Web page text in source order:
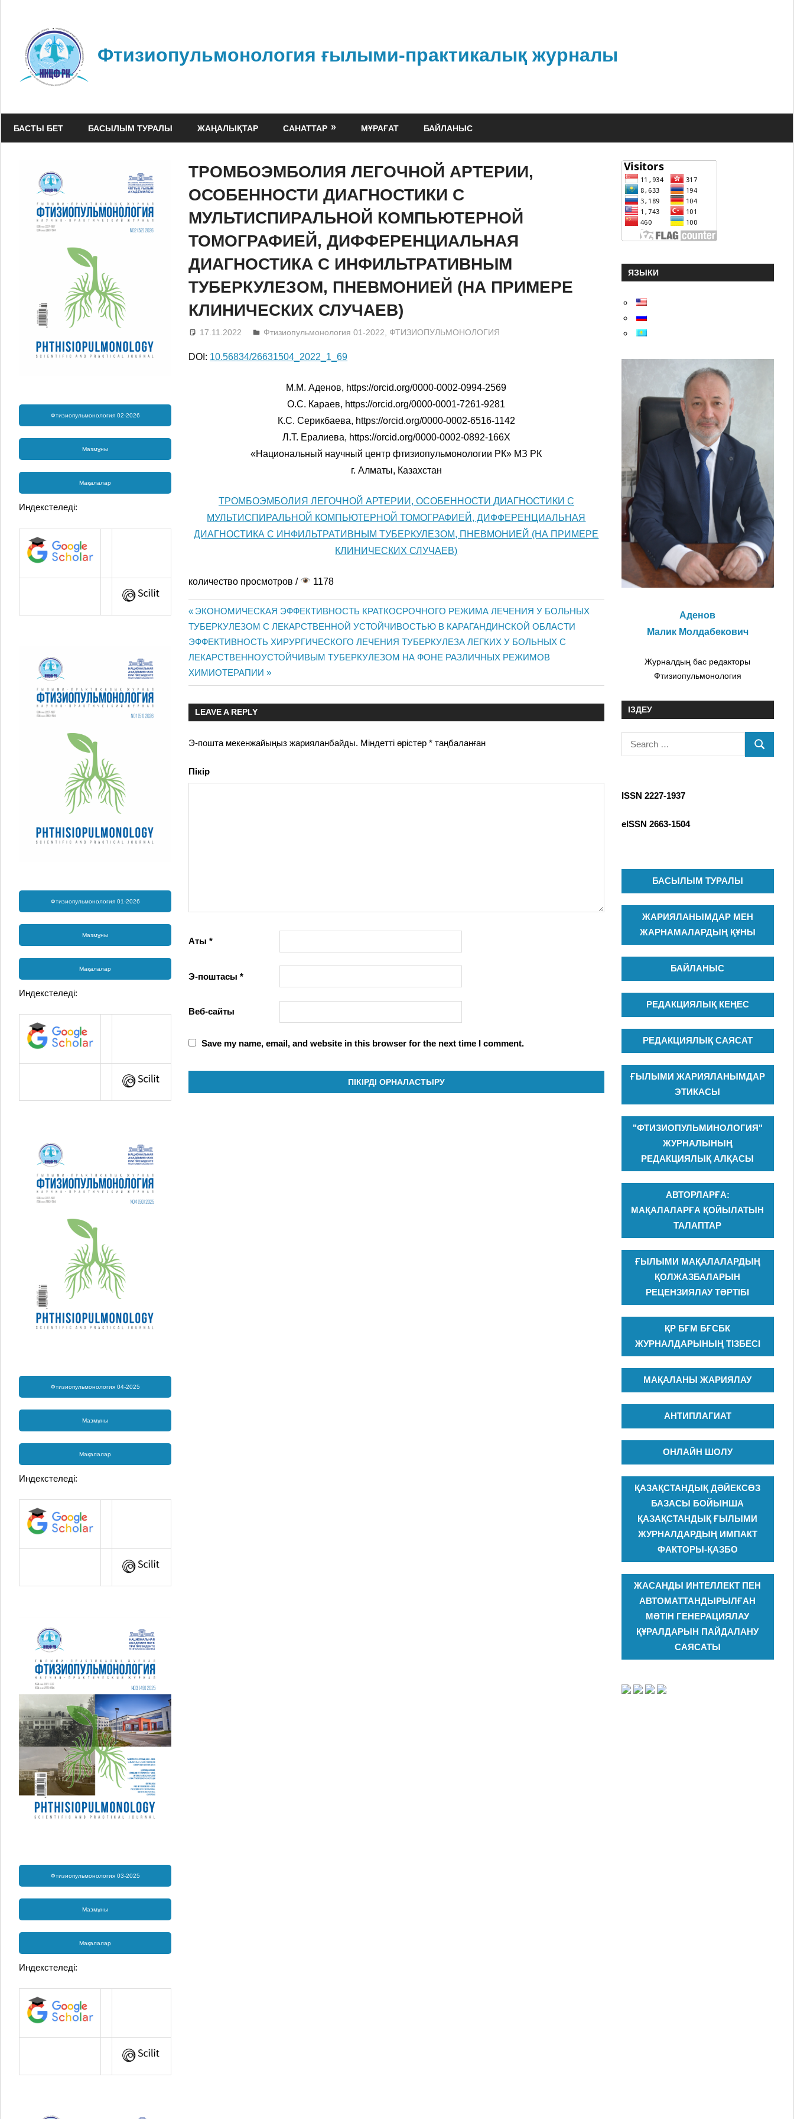
Фтизиопульмонология ғылыми-практикалық журналы
БАСТЫ БЕТ БАСЫЛЫМ ТУРАЛЫ ЖАҢАЛЫҚТАР САНАТТАР МҰРАҒАТ БАЙЛАНЫС
ТРОМБОЭМБОЛИЯ ЛЕГОЧНОЙ АРТЕРИИ,
ОСОБЕННОСТИ ДИАГНОСТИКИ С
МУЛЬТИСПИРАЛЬНОЙ КОМПЬЮТЕРНОЙ
ТОМОГРАФИЕЙ, ДИФФЕРЕНЦИАЛЬНАЯ
ДИАГНОСТИКА С ИНФИЛЬТРАТИВНЫМ
ТУБЕРКУЛЕЗОМ, ПНЕВМОНИЕЙ (НА ПРИМЕРЕ
КЛИНИЧЕСКИХ СЛУЧАЕВ)
17.11.2022 admin
Фтизиопульмонология 01-2022 ФТИЗИОПУЛЬМОНОЛОГИЯ
DOI: 10.56834/26631504_2022_1_69
М.М. Аденов, https://orcid.org/0000-0002-0994-2569
О.С. Караев, https://orcid.org/0000-0001-7261-9281
К.С. Серикбаева, https://orcid.org/0000-0002-6516-1142
Л.Т. Ералиева, https://orcid.org/0000-0002-0892-166X
«Национальный научный центр фтизиопульмонологии РК» МЗ РК
г. Алматы, Казахстан
ТРОМБОЭМБОЛИЯ ЛЕГОЧНОЙ АРТЕРИИ, ОСОБЕННОСТИ ДИАГНОСТИКИ С
МУЛЬТИСПИРАЛЬНОЙ КОМПЬЮТЕРНОЙ ТОМОГРАФИЕЙ, ДИФФЕРЕНЦИАЛЬНАЯ
ДИАГНОСТИКА С ИНФИЛЬТРАТИВНЫМ ТУБЕРКУЛЕЗОМ, ПНЕВМОНИЕЙ (НА ПРИМЕРЕ
КЛИНИЧЕСКИХ СЛУЧАЕВ)
количество просмотров / 1178
Жазба
навигациясы
Previous
Post:
ЭКОНОМИЧЕСКАЯ ЭФФЕКТИВНОСТЬ КРАТКОСРОЧНОГО РЕЖИМА ЛЕЧЕНИЯ У БОЛЬНЫХ
ТУБЕРКУЛЕЗОМ С ЛЕКАРСТВЕННОЙ УСТОЙЧИВОСТЬЮ В КАРАГАНДИНСКОЙ ОБЛАСТИ
Next
Post:
ЭФФЕКТИВНОСТЬ ХИРУРГИЧЕСКОГО ЛЕЧЕНИЯ ТУБЕРКУЛЕЗА ЛЕГКИХ У БОЛЬНЫХ С
ЛЕКАРСТВЕННОУСТОЙЧИВЫМ ТУБЕРКУЛЕЗОМ НА ФОНЕ РАЗЛИЧНЫХ РЕЖИМОВ
ХИМИОТЕРАПИИ
LEAVE A REPLY
Э-пошта мекенжайыңыз жарияланбайды. Міндетті өрістер* таңбаланған
Пікір
Аты*
Э-поштасы*
Веб-сайты
Save my name, email, and website in this browser for the next time I comment.
Фтизиопульмонология 02-2026
Мазмұны
Мақалалар
Индекстеледі:
Фтизиопульмонология 01-2026
Мазмұны
Мақалалар
Индекстеледі:
Фтизиопульмонология 04-2025
Мазмұны
Мақалалар
Индекстеледі:
Фтизиопульмонология 03-2025
Мазмұны
Мақалалар
Индекстеледі:
ЯЗЫКИ
Аденов
Малик Молдабекович
Журналдың бас редакторы
Фтизиопульмонология
ІЗДЕУ
e
c
ISSN 2227-1937
eISSN 2663-1504
БАСЫЛЫМ ТУРАЛЫ
ЖАРИЯЛАНЫМДАР МЕН
ЖАРНАМАЛАРДЫҢ ҚҰНЫ
БАЙЛАНЫС
РЕДАКЦИЯЛЫҚ КЕҢЕС
РЕДАКЦИЯЛЫҚ САЯСАТ
ҒЫЛЫМИ ЖАРИЯЛАНЫМДАР
ЭТИКАСЫ
"ФТИЗИОПУЛЬМИНОЛОГИЯ"
ЖУРНАЛЫНЫҢ
РЕДАКЦИЯЛЫҚ АЛҚАСЫ
АВТОРЛАРҒА:
МАҚАЛАЛАРҒА ҚОЙЫЛАТЫН
ТАЛАПТАР
ҒЫЛЫМИ МАҚАЛАЛАРДЫҢ
ҚОЛЖАЗБАЛАРЫН
РЕЦЕНЗИЯЛАУ ТӘРТІБІ
ҚР БҒМ БҒСБК
ЖУРНАЛДАРЫНЫҢ ТІЗБЕСІ
МАҚАЛАНЫ ЖАРИЯЛАУ
АНТИПЛАГИАТ
ОНЛАЙН ШОЛУ
ҚАЗАҚСТАНДЫҚ ДӘЙЕКСӨЗ
БАЗАСЫ БОЙЫНША
ҚАЗАҚСТАНДЫҚ ҒЫЛЫМИ
ЖУРНАЛДАРДЫҢ ИМПАКТ
ФАКТОРЫ-ҚАЗБО
ЖАСАНДЫ ИНТЕЛЛЕКТ ПЕН
АВТОМАТТАНДЫРЫЛҒАН
МӘТІН ГЕНЕРАЦИЯЛАУ
ҚҰРАЛДАРЫН ПАЙДАЛАНУ
САЯСАТЫ